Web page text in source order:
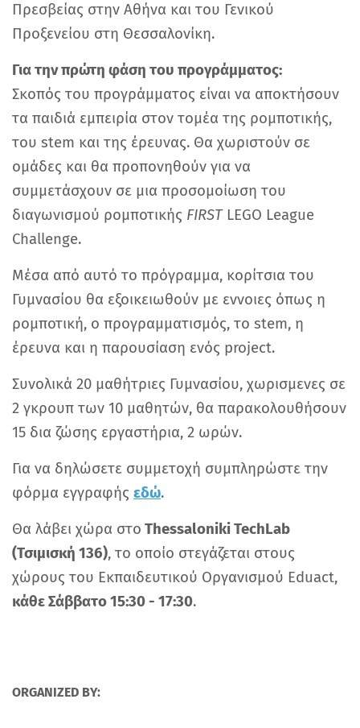
Πρεσβείας στην Αθήνα και του Γενικού
Προξενείου στη Θεσσαλονίκη.
Για την πρώτη φάση του προγράμματος:
Σκοπός του προγράμματος είναι να αποκτήσουν
τα παιδιά εμπειρία στον τομέα της ρομποτικής,
του stem και της έρευνας. Θα χωριστούν σε
ομάδες και θα προπονηθούν για να
συμμετάσχουν σε μια προσομοίωση του
διαγωνισμού ρομποτικής FIRSTLEGO League
Challenge.
Μέσα από αυτό το πρόγραμμα, κορίτσια του
Γυμνασίου θα εξοικειωθούν με εννοιες όπως η
ρομποτική, ο προγραμματισμός, το stem, η
έρευνα και η παρουσίαση ενός project.
Συνολικά 20 μαθήτριες Γυμνασίου, χωρισμενες σε
2 γκρουπ των 10 μαθητών, θα παρακολουθήσουν
15 δια ζώσης εργαστήρια, 2 ωρών.
Για να δηλώσετε συμμετοχή συμπληρώστε την
φόρμα εγγραφής εδώ.
Θα λάβει χώρα στο Thessaloniki TechLab
(Τσιμισκή 136), το οποίο στεγάζεται στους
χώρους του Εκπαιδευτικού Οργανισμού Eduact,
κάθε Σάββατο 15:30 - 17:30.
ORGANIZED BY: